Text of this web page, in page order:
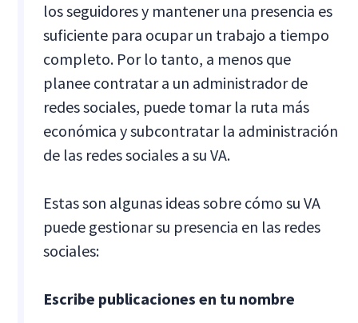
los seguidores y mantener una presencia es
suficiente para ocupar un trabajo a tiempo
completo. Por lo tanto, a menos que
planee contratar a un administrador de
redes sociales, puede tomar la ruta más
económica y subcontratar la administración
de las redes sociales a su VA.
Estas son algunas ideas sobre cómo su VA
puede gestionar su presencia en las redes
sociales:
Escribe publicaciones en tu nombre